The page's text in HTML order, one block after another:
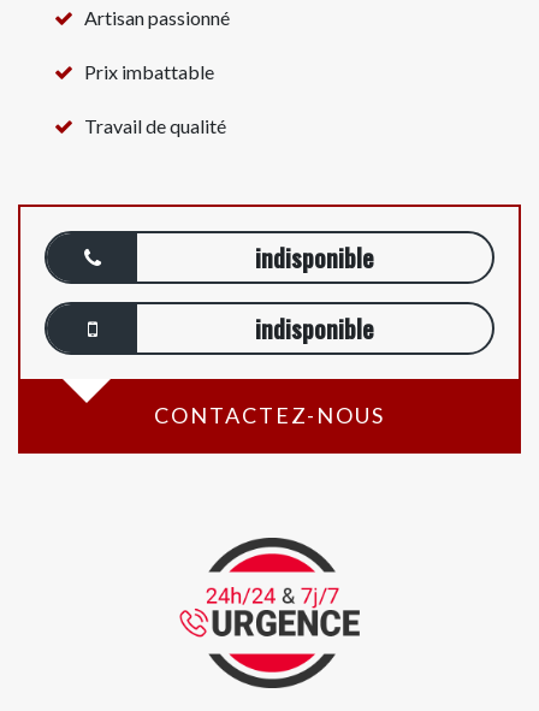
Artisan passionné
Prix imbattable
Travail de qualité
indisponible
indisponible
CONTACTEZ-NOUS